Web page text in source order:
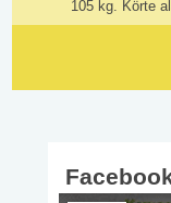
105 kg. Körte